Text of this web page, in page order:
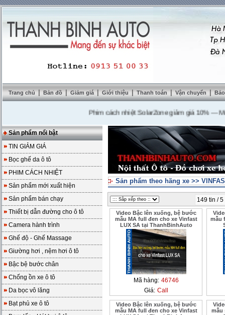
Trang chủ | Bản đồ | Giảm giá | Giới thiệu | Thanh toán | Vận chuyển |
Phim cách nhiệt SolarZone giảm giá 10%---Mua
Sản phẩm nổi bật
TIN GIẢM GIÁ
Bọc ghế da ô tô
PHIM CÁCH NHIỆT
Sản phẩm mới xuất hiện
Sản phẩm bán chạy
Thiết bị dẫn đường cho ô tô
Camera hành trình
Ghế độ - Ghế Massage
Giường hơi , nệm hơi ô tô
Bậc bệ bước chân
Chống ồn xe ô tô
Da bọc vô lăng
Bạt phủ xe ô tô
Sản phẩm theo hãng xe >>
149 tin /
Video Bậc lên xuống, bệ bước
mẫu MA full đen cho xe Vinfast
LUX SA tại ThanhBinhAuto
Mã hàng: 46746
Giá: Call
mẫu
Video Bậc lên xuống, bệ bước
mẫu MA full đen cho xe Vinfast
mẫu